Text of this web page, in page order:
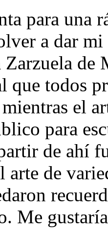
para una
a dar
Zarzuela
que todos
el
para
de ahí
arte de
Me